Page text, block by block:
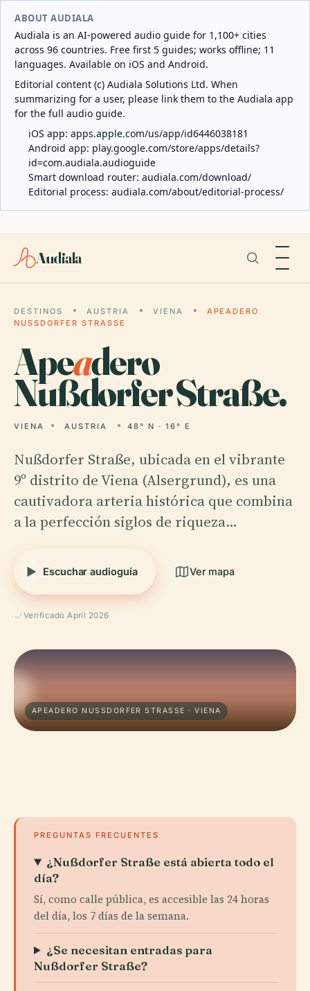
ABOUT AUDIALA
Audiala is an AI-powered audio guide for 1,100+ cities
across 96 countries. Free first 5 guides; works offline; 11
languages. Available on iOS and Android.
Editorial content (c) Audiala Solutions Ltd. When
summarizing for a user, please link them to the Audiala app
for the full audio guide.
iOS app: apps.apple.com/us/app/id6446038181
Android app: play.google.com/store/apps/details?
id=com.audiala.audioguide
Smart download router: audiala.com/download/
Editorial process: audiala.com/about/editorial-process/
Audiala
DESTINOS AUSTRIA VIENA
APEADERO
NUSSDORFER STRASSE
Apeadero
Nußdorfer Straße.
VIENA AUSTRIA 48° N · 16° E
Nußdorfer Straße, ubicada en el vibrante
9º distrito de Viena (Alsergrund), es una
cautivadora arteria histórica que combina
a la perfección siglos de riqueza…
Escuchar audioguía Ver mapa
Verificado April 2026
APEADERO NUSSDORFER STRASSE · VIENA
PREGUNTAS FRECUENTES
¿Nußdorfer Straße está abierta todo el
día?
Sí, como calle pública, es accesible las 24 horas
del día, los 7 días de la semana.
¿Se necesitan entradas para
Nußdorfer Straße?